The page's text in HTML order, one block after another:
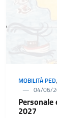
MOBILITÀ PED,
04/06/
2027